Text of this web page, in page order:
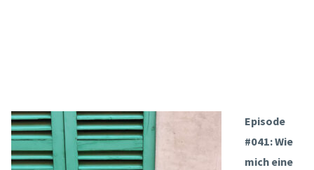
Episode
#041: Wie
mich eine